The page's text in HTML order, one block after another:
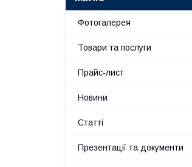
Фотогалерея
Товари та послуги
Прайс-лист
Новини
Статті
Презентації та документи